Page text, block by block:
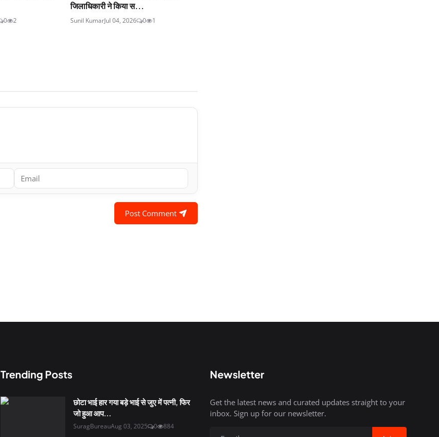
0 2
जिलाधिकारी ने किया स...
Sunil KumarJul 04, 2026 0 1
Post Comment
Trending Posts
छोटा भाई हार गया बड़े भाई से जुए में पत्नी, फिर
जो हुआ आप...
SuragBureauAug 03, 2025 0 884
Newsletter
Get the latest news and curated updates straight to your
inbox. Sign up for our newsletter.